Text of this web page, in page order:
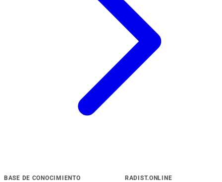
BASE DE CONOCIMIENTO RADIST.ONLINE